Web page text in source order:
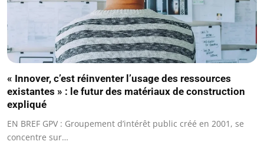
« Innover, c’est réinventer l’usage des ressources
existantes » : le futur des matériaux de construction
expliqué
EN BREF GPV : Groupement d’intérêt public créé en 2001, se
concentre sur…